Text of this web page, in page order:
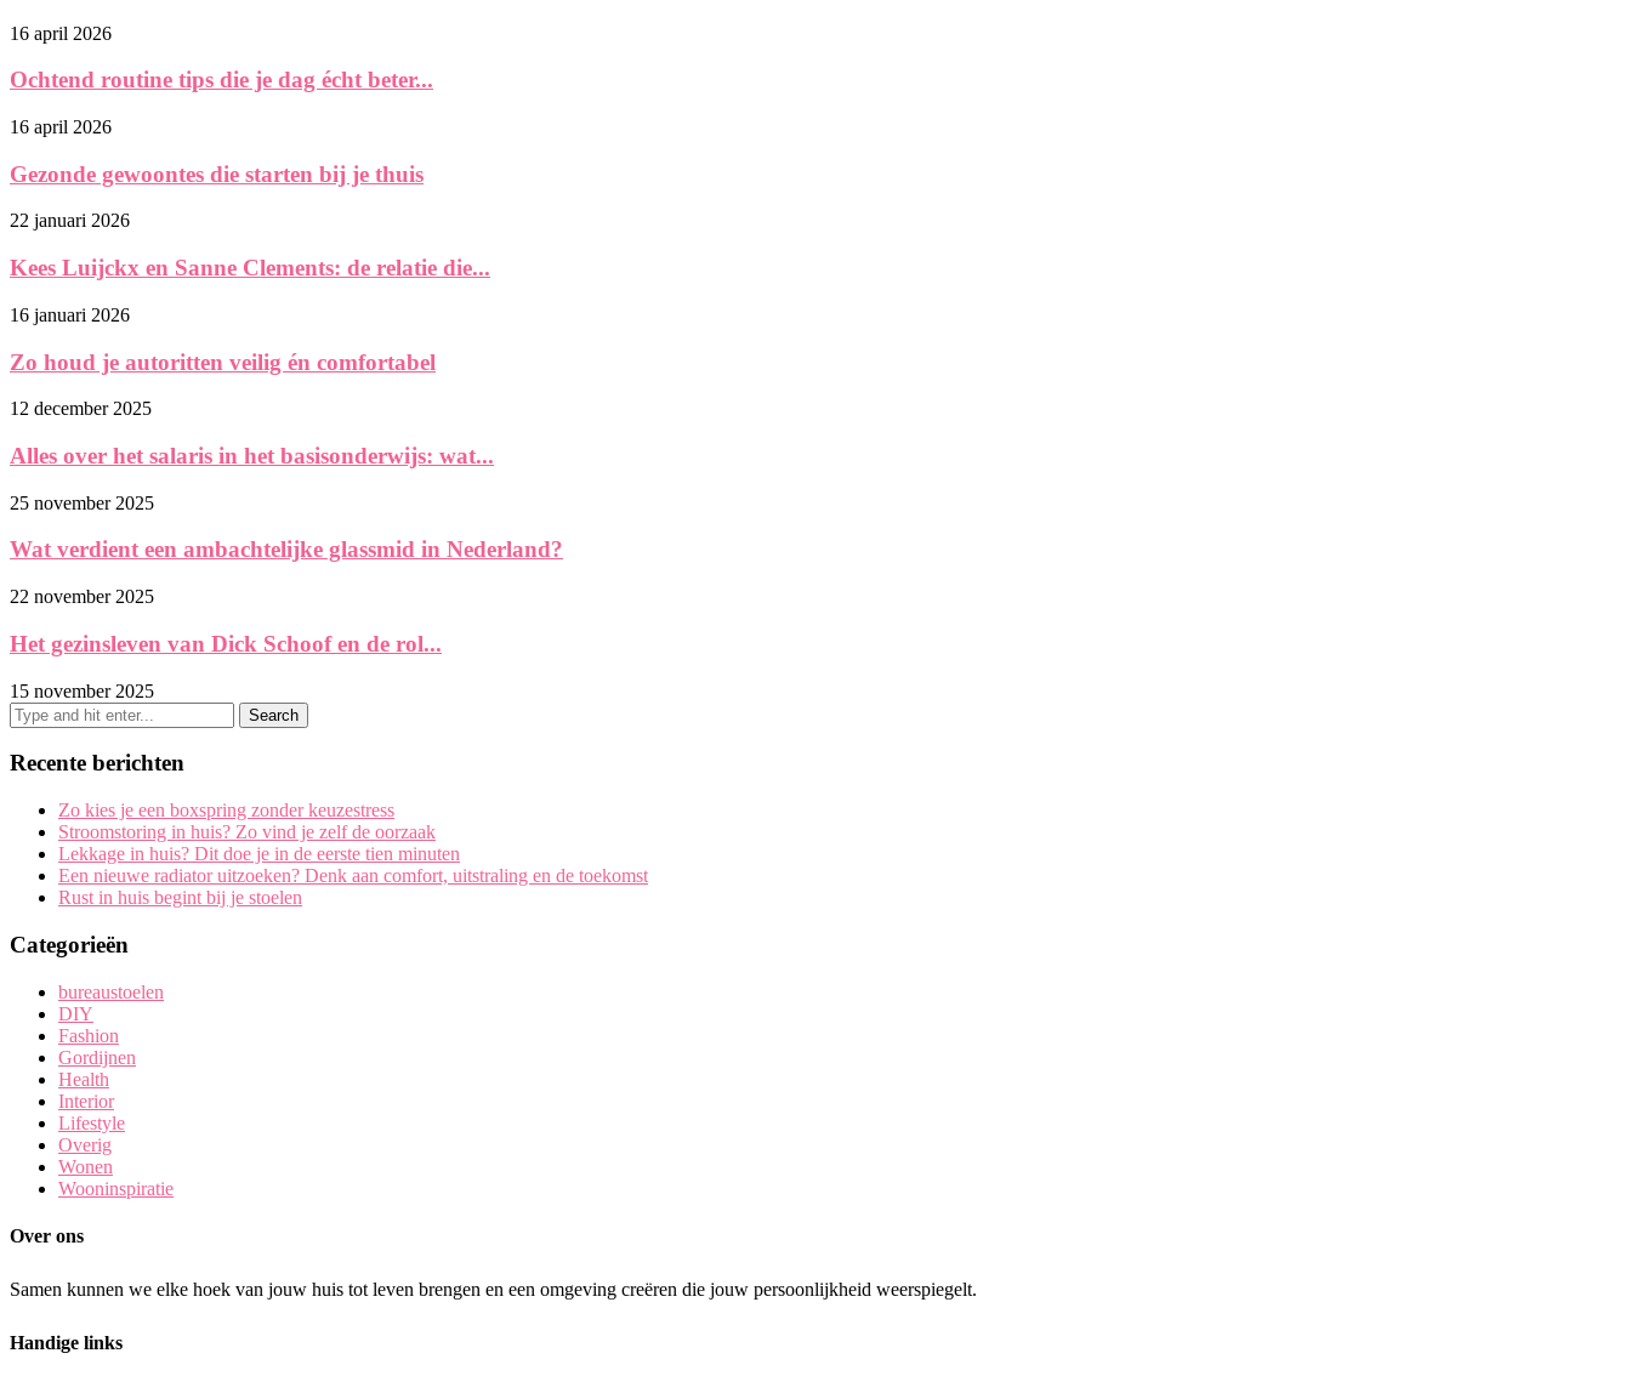
16 april 2026
Ochtend routine tips die je dag écht beter...
16 april 2026
Gezonde gewoontes die starten bij je thuis
22 januari 2026
Kees Luijckx en Sanne Clements: de relatie die...
16 januari 2026
Zo houd je autoritten veilig én comfortabel
12 december 2025
Alles over het salaris in het basisonderwijs: wat...
25 november 2025
Wat verdient een ambachtelijke glassmid in Nederland?
22 november 2025
Het gezinsleven van Dick Schoof en de rol...
15 november 2025
Recente berichten
Zo kies je een boxspring zonder keuzestress
Stroomstoring in huis? Zo vind je zelf de oorzaak
Lekkage in huis? Dit doe je in de eerste tien minuten
Een nieuwe radiator uitzoeken? Denk aan comfort, uitstraling en de toekomst
Rust in huis begint bij je stoelen
Categorieën
bureaustoelen
DIY
Fashion
Gordijnen
Health
Interior
Lifestyle
Overig
Wonen
Wooninspiratie
Over ons
Samen kunnen we elke hoek van jouw huis tot leven brengen en een omgeving creëren die jouw persoonlijkheid weerspiegelt.
Handige links